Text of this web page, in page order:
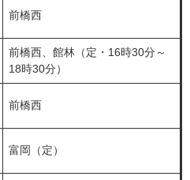
前橋西
前橋西、館林（定・16時30分～
18時30分）
前橋西
富岡（定）